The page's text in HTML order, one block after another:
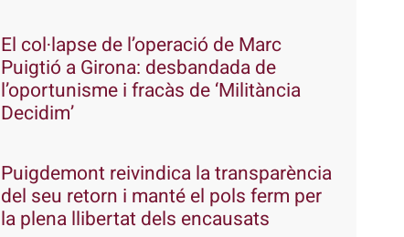
El col·lapse de l’operació de Marc
Puigtió a Girona: desbandada de
l’oportunisme i fracàs de ‘Militància
Decidim’
Puigdemont reivindica la transparència
del seu retorn i manté el pols ferm per
la plena llibertat dels encausats